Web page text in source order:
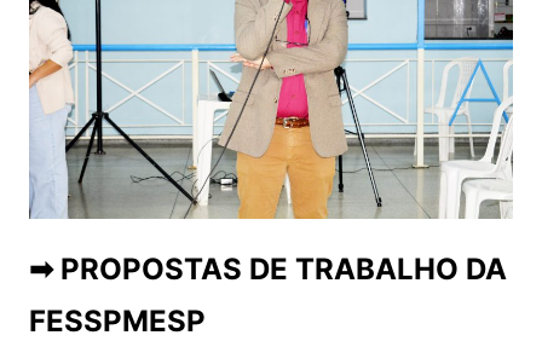
➡ PROPOSTAS DE TRABALHO DA
FESSPMESP